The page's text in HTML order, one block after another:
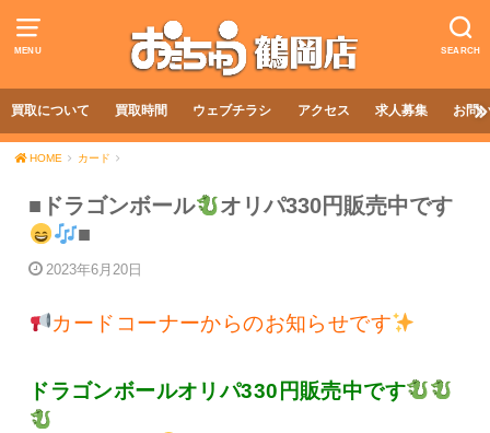
MENU SEARCH
買取について 買取時間 ウェブチラシ アクセス 求人募集 お問
HOME カード
■ドラゴンボール
オリパ330円販売中です
■
2023年6月20日
カードコーナーからのお知らせです
ドラゴンボールオリパ330円販売中です